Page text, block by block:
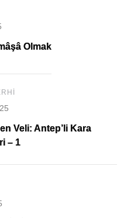
Olmak
Veli: Antep’li Kara
– 1